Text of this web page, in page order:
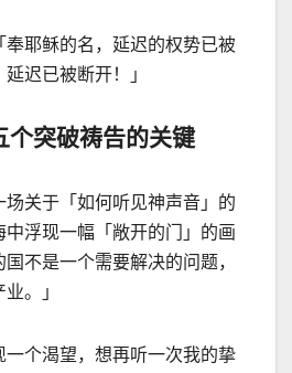
奉耶稣的名，延迟的权势已被
迟已被断开！」
个突破祷告的关键
关于「如何听见神声音」的
浮现一幅「敞开的门」的画
不是一个需要解决的问题，
。」
一个渴望，想再听一次我的挚